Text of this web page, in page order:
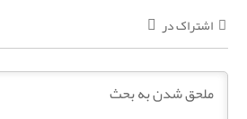
اشتراک در